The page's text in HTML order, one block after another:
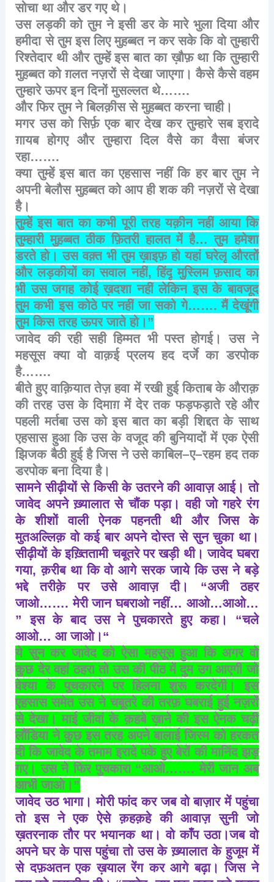
सोचा था और डर गए थे।
उस लड़की को तुम ने इसी डर के मारे भुला दिया और
हमीदा से तुम इस लिए मुहब्बत न कर सके कि वो तुम्हारी
रिश्तेदार थी और तुम्हें इस बात का ख़ौफ़ था कि तुम्हारी
मुहब्बत को ग़लत नज़रों से देखा जाएगा। कैसे कैसे वहम
तुम्हारे ऊपर इन दिनों मुसल्लत थे…….
और फिर तुम ने बिलक़ीस से मुहब्बत करना चाही।
मगर उस को सिर्फ़ एक बार देख कर तुम्हारे सब इरादे
ग़ायब होगए और तुम्हारा दिल वैसे का वैसा बंजर
रहा…….
क्या तुम्हें इस बात का एहसास नहीं कि हर बार तुम ने
अपनी बेलौस मुहब्बत को आप ही शक की नज़रों से देखा
है।
तुम्हें इस बात का कभी पूरी तरह यक़ीन नहीं आया कि
तुम्हारी मुहब्बत ठीक फ़ितरी हालत में है…तुम हमेशा
डरते हो। उस वक़्त भी तुम ख़ाइफ़ हो यहां घरेलू औरतों
और लड़कीयों का सवाल नहीं,हिंदू मुस्लिम फ़साद का
भी उस जगह कोई ख़दशा नहीं लेकिन इस के बावजूद
तुम कभी इस कोठे पर नहीं जा सको गे…….मैं देखूंगी
तुम किस तरह ऊपर जाते हो। ”
जावेद की रही सही हिम्मत भी पस्त होगई। उस ने
महसूस क्या वो वाक़ई प्रलय हद दर्जे का डरपोक
है…….
बीते हुए वाक़ियात तेज़ हवा में रखी हुई किताब के औराक़
की तरह उस के दिमाग़ में देर तक फड़फड़ाते रहे और
पहली मर्तबा उस को इस बात का बड़ी शिद्दत के साथ
एहसास हुआ कि उस के वजूद की बुनियादों में एक ऐसी
झिजक बैठी हुई है जिस ने उसे काबिल–ए–रहम हद तक
डरपोक बना दिया है।
सामने सीढ़ीयों से किसी के उतरने की आवाज़ आई। तो
जावेद अपने ख़्यालात से चौंक पड़ा। वही जो गहरे रंग
के
शीशों वाली ऐनक पहनती थी और जिस
के
मुतअल्लिक़ वो कई बार अपने दोस्त से सुन चुका था।
सीढ़ीयों के इख़्तितामी चबूतरे पर खड़ी थी। जावेद घबरा
गया,क़रीब था कि वो आगे सरक जाये कि उस ने बड़े
भद्दे
तरीक़े पर उसे आवाज़ दी। “अजी
ठहर
जाओ…….मेरी जान घबराओ नहीं… आओ…आओ…
”इस के बाद उस ने पुचकारते हुए कहा। “चले
आओ…आ जाओ।“
ये सुन कर जावेद को ऐसा महसूस हुआ कि अगर वो
कुछ देर वहां ठहरा तो उस की पीठ में दुम उग आएगी जो
वेश्या के पुचकारने पर हिलना शुरू करदेगी।
इस
एहसास समेत उस ने चबूतरे की तरफ़ घबराई हुई नज़रों
से देखा। माई जीवां के क़हबे ख़ाने की इस ऐनक चढ़ी
लौंडिया ने कुछ इस तरह अपने बालाई जिस्म को हरकत
दी कि जावेद के तमाम इरादे पके हुए बेरों की मानिंद झड़
गए। उस ने फिर पुचकारा “आओ…….मेरी जान अब
आभी जाओ। ”
जावेद उठ भागा। मोरी फांद कर जब वो बाज़ार में पहुंचा
तो इस ने एक ऐसे क़हक़हे की आवाज़ सुनी जो
ख़तरनाक तौर पर भयानक था। वो काँप उठा।जब वो
अपने घर के पास पहुंचा तो उस के ख़्यालात के हुजूम में
से दफ़अतन एक ख़याल रेंग कर आगे बढ़ा। जिस ने